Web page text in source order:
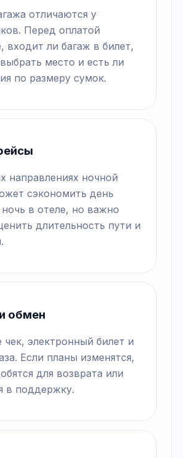
отличаются у
Перед оплатой
входит ли багаж в билет,
место и есть ли
по размеру сумок.
направлениях ночной
сэкономить день
в отеле, но важно
длительность пути и
обмен
чек, электронный билет и
Если планы изменятся,
для возврата или
в поддержку.